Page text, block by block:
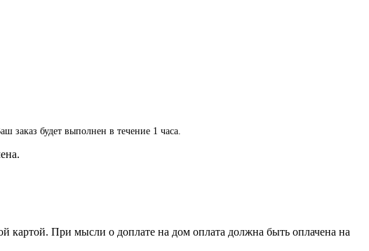
заказ будет выполнен в течение 1 часа.
картой. При мысли о доплате на дом оплата должна быть оплачена на